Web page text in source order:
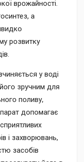
врожайності.
а
розвитку
у воді
зручним для
поливу,
допомагає
і захворювань,
засобів